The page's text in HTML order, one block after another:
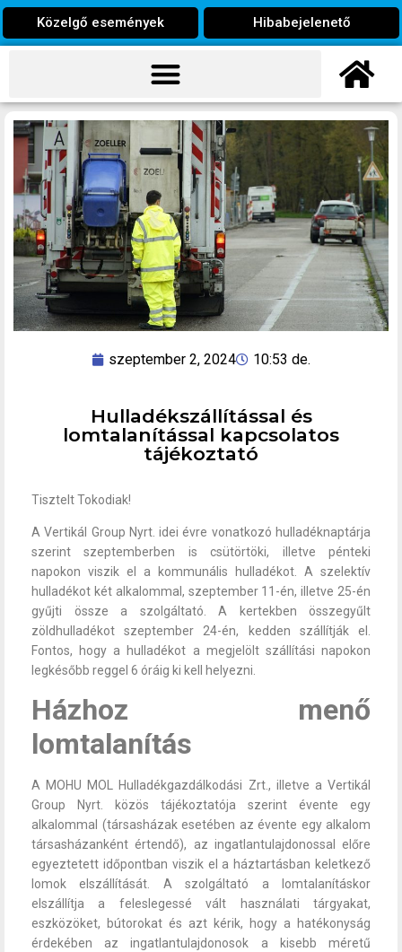
Közelgő események Hibabejelenető
szeptember 2, 2024 10:53 de.
Hulladékszállítással és
lomtalanítással kapcsolatos
tájékoztató
Tisztelt Tokodiak!
A Vertikál Group Nyrt. idei évre vonatkozó hulladéknaptárja
szerint szeptemberben is csütörtöki, illetve pénteki
napokon viszik el a kommunális hulladékot. A szelektív
hulladékot két alkalommal, szeptember 11-én, illetve 25-én
gyűjti össze a szolgáltató. A kertekben összegyűlt
zöldhulladékot szeptember 24-én, kedden szállítják el.
Fontos, hogy a hulladékot a megjelölt szállítási napokon
legkésőbb reggel 6 óráig ki kell helyezni.
Házhoz menő
lomtalanítás
A MOHU MOL Hulladékgazdálkodási Zrt., illetve a Vertikál
Group Nyrt. közös tájékoztatója szerint évente egy
alkalommal (társasházak esetében az évente egy alkalom
társasházanként értendő), az ingatlantulajdonossal előre
egyeztetett időpontban viszik el a háztartásban keletkező
lomok elszállítását. A szolgáltató a lomtalanításkor
elszállítja a feleslegessé vált használati tárgyakat,
eszközöket, bútorokat és azt kérik, hogy a hatékonyság
érdekében az ingatlantulajdonosok a kisebb méretű